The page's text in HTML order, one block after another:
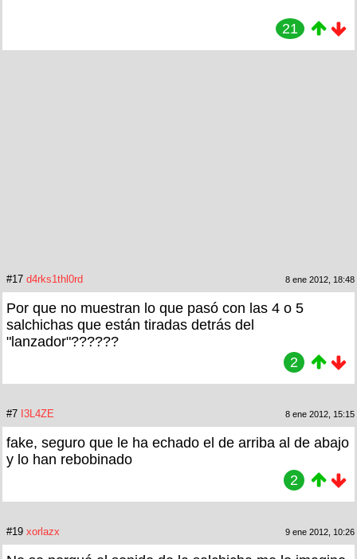
21
#17 d4rks1thl0rd 8 ene 2012, 18:48
Por que no muestran lo que pasó con las 4 o 5
salchichas que están tiradas detrás del
"lanzador"??????
2
#7 I3L4ZE 8 ene 2012, 15:15
fake, seguro que le ha echado el de arriba al de abajo
y lo han rebobinado
2
#19 xorlazx 9 ene 2012, 10:26